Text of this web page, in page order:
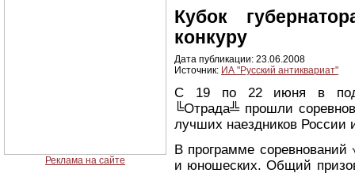
Реклама на сайте
Кубок
конкуру
Дата публикации: 23.06.2008
Источник: ИА "Русский антиквариат"
С 19 по 22 июня в
╚Отрада╩ прошли
лучших наездников России
В программе
и юношеских. Общий